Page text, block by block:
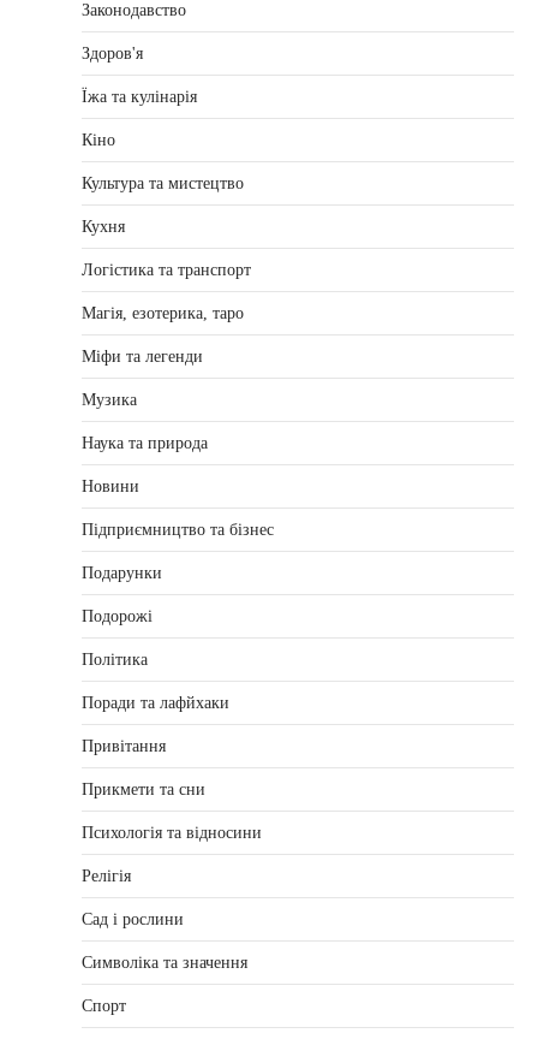
Законодавство
Здоров'я
Їжа та кулінарія
Кіно
Культура та мистецтво
Кухня
Логістика та транспорт
Магія, езотерика, таро
Міфи та легенди
Музика
Наука та природа
Новини
Підприємництво та бізнес
Подарунки
Подорожі
Політика
Поради та лафйхаки
Привітання
Прикмети та сни
Психологія та відносини
Релігія
Сад і рослини
Символіка та значення
Спорт